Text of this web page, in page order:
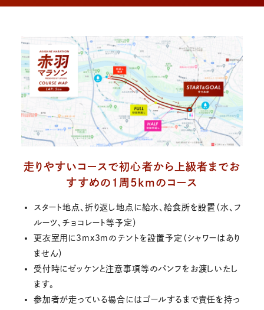
走りやすいコースで初心者から上級者までお
すすめの１周5kmのコース
スタート地点、折り返し地点に給水、給食所を設置（水、フ
ルーツ、チョコレート等予定）
更衣室用に3mx3mのテントを設置予定（シャワーはあり
ません）
受付時にゼッケンと注意事項等のパンフをお渡しいたし
ます。
参加者が走っている場合にはゴールするまで責任を持っ